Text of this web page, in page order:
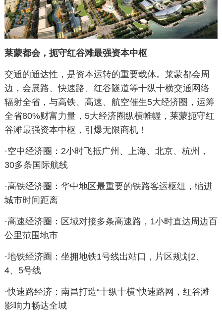
莱蒙都会，扼守红谷滩最强资本中枢
交通的通达性，是资本运转的重要载体。莱蒙都会周
边，会展路、快速路、红谷隧道等十纵十横交通网络
辐射全省，与高铁、高速、航空催生5大经济圈，运筹
全省80%财富力量，5大经济圈纵横帷幄，莱蒙扼守红
谷滩最强资本中枢，引爆无限商机！
·空中经济圈：2小时飞抵广州、上海、北京、杭州，
30多条国际航线
·高铁经济圈：华中地区最重要的铁路客运枢纽，缩进
城市时间距离
·高速经济圈：区域对接多条高速路，1小时直达周边百
公里范围地市
·地铁经济圈：坐拥地铁1号线出站口，片区规划2、
4、5号线
·快速路经济：南昌打造“十纵十横”快速路网，红谷滩
影响力畅达全城